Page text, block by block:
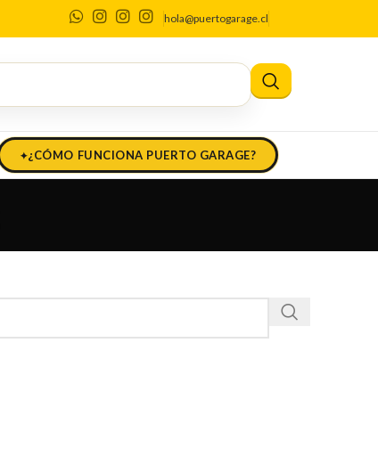
hola@puertogarage.cl
¿CÓMO FUNCIONA PUERTO GARAGE?